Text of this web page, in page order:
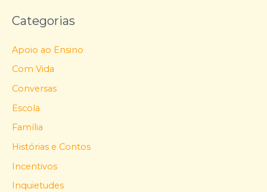
Categorias
Apoio ao Ensino
Com Vida
Conversas
Escola
Família
Histórias e Contos
Incentivos
Inquietudes